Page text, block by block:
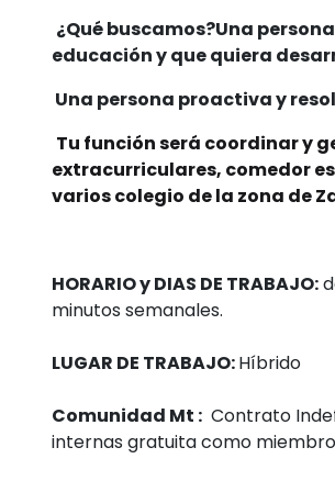
¿Qué buscamos?Una
educación y que quiera
Una persona proactiva y
Tu función será coordinar y
extracurriculares, comedor
varios colegio de la zona de
HORARIO y DIAS DE TRABAJO:
minutos semanales.
LUGAR DE TRABAJO:Híbrido
Comunidad Mt : Contrato
internas gratuita como